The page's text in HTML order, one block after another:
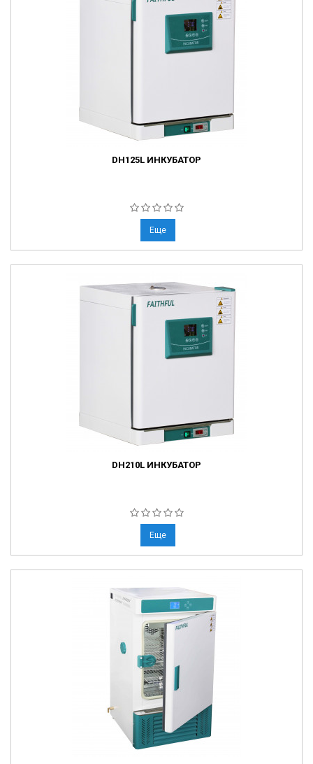
DH125L ИНКУБАТОР
Еще
DH210L ИНКУБАТОР
Еще